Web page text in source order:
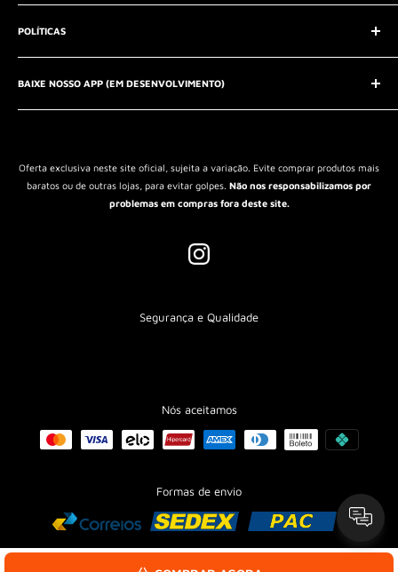
Telefone:41 8761-7286
Início
Catálogo
Entrar em contato
QUEM SOMOS?
POLÍTICAS
Aviso Legal
Política de Privacidade
Política de Reembolso
Termos de Serviço
BAIXE NOSSO APP (EM DESENVOLVIMENTO)
Oferta exclusiva neste site oficial, sujeita a variação. Evite comprar produtos mais
baratos ou de outras lojas, para evitar golpes. Não nos responsabilizamos por
problemas em compras fora deste site.
Segurança e Qualidade
Nós aceitamos
Formas de envio